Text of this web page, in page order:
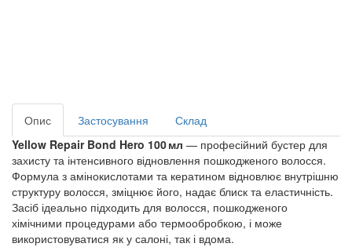
Опис Застосування
Склад
Yellow Repair Bond Hero 100 мл — професійний бустер для
захисту та інтенсивного відновлення пошкодженого волосся.
Формула з амінокислотами та кератином відновлює внутрішню
структуру волосся, зміцнює його, надає блиск та еластичність.
Засіб ідеально підходить для волосся, пошкодженого
хімічними процедурами або термообробкою, і може
використовуватися як у салоні, так і вдома.